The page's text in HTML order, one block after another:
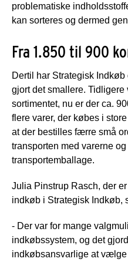
problematiske
kan sorteres og dermed
Fra 1.850 til 900
Dertil har Strategisk
gjort det smallere. Tidligere
sortimentet, nu er der ca.
flere varer, der købes i
at der bestilles færre små
transporten med varerne
transportemballage.
Julia Pinstrup Rasch, der
indkøb i Strategisk Indkøb,
- Der var for mange
indkøbssystem, og det
indkøbsansvarlige at vælge